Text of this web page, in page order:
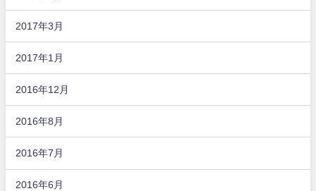
2017年3月
2017年1月
2016年12月
2016年8月
2016年7月
2016年6月